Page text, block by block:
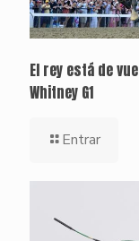
El rey está de
Whitney G1
Entrar